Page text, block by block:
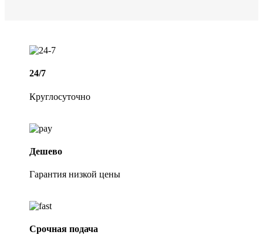
24/7
Круглосуточно
Дешево
Гарантия низкой цены
Срочная подача